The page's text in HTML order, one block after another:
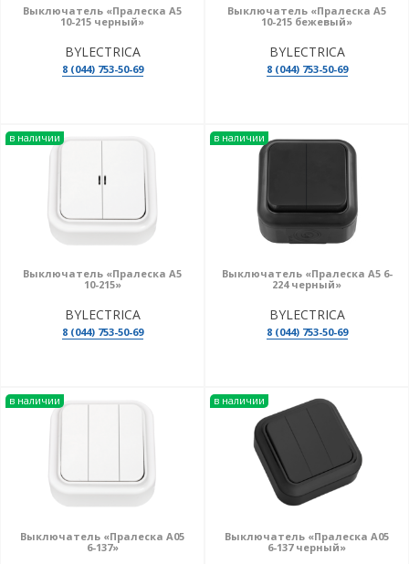
Выключатель «Пралеска А5
10-215 черный»
BYLECTRICA
8 (044) 753-50-69
Выключатель «Пралеска А5
10-215 бежевый»
BYLECTRICA
8 (044) 753-50-69
в наличии
Выключатель «Пралеска А5
10-215»
BYLECTRICA
8 (044) 753-50-69
в наличии
Выключатель «Пралеска А5 6-
224 черный»
BYLECTRICA
8 (044) 753-50-69
в наличии
Выключатель «Пралеска А05
6-137»
в наличии
Выключатель «Пралеска А05
6-137 черный»